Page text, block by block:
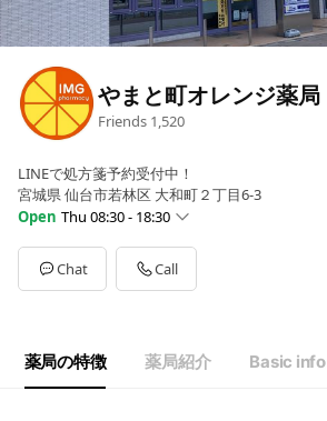
やまと町オレンジ薬局
Friends 1,520
LINEで処方箋予約受付中！
宮城県 仙台市若林区 大和町２丁目6-3
Open Thu 08:30 - 18:30
SunClosed
Mon08:30 - 18:30
Tue
08:30 - 18:30
08:30 - 18:30
Sat08:30 - 12:30
Chat Call
薬局の特徴 薬局紹介 Basic info